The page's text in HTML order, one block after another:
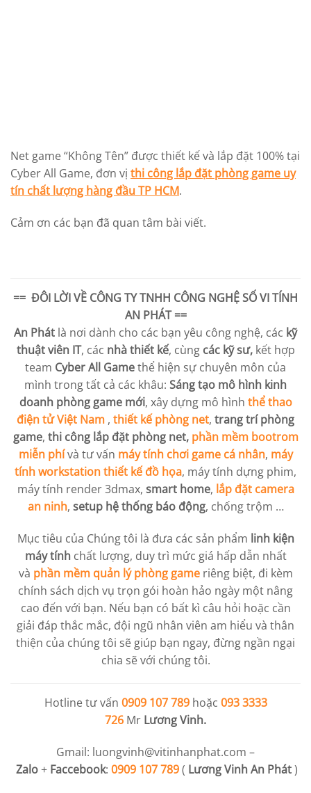
Net game “Không Tên” được thiết kế và lắp đặt 100% tại
Cyber All Game, đơn vị thi công lắp đặt phòng game uy
tín chất lượng hàng đầu TP HCM.
Cảm ơn các bạn đã quan tâm bài viết.
== ĐÔI LỜI VỀ CÔNG TY TNHH CÔNG NGHỆ SỐ VI TÍNH
AN PHÁT==
An Phát là nơi dành cho các bạn yêu công nghệ, các kỹ
thuật viên IT, các nhà thiết kế, cùng các kỹ sư, kết hợp
team Cyber All Gamethể hiện sự chuyên môn của
mình trong tất cả các khâu: Sáng tạo mô hình kinh
doanh phòng game mới, xây dựng mô hình thể thao
điện tử Việt Nam , thiết kế phòng net, trang trí phòng
game, thi công lắp đặt phòng net, phần mềm bootrom
miễn phívà tư vấn máy tính chơi game cá nhân, máy
tính workstationthiết kế đồ họa, máy tính dựng phim,
máy tính render 3dmax, smart home, lắp đặt camera
an ninh, setup hệ thống báo động, chống trộm …
Mục tiêu của Chúng tôi là đưa các sản phẩm linh kiện
máy tínhchất lượng, duy trì mức giá hấp dẫn nhất
và phần mềm quản lý phòng gameriêng biệt, đi kèm
chính sách dịch vụ trọn gói hoàn hảo ngày một nâng
cao đến với bạn. Nếu bạn có bất kì câu hỏi hoặc cần
giải đáp thắc mắc, đội ngũ nhân viên am hiểu và thân
thiện của chúng tôi sẽ giúp bạn ngay, đừng ngần ngại
chia sẽ với chúng tôi.
Hotline tư vấn 0909 107 789hoặc 093 3333
726 Mr Lương Vinh.
Gmail: luongvinh@vitinhanphat.com –
Zalo+ Faccebook: 0909 107 789( Lương Vinh An Phát)